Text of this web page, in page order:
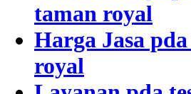
taman royal
Harga Jasa
royal